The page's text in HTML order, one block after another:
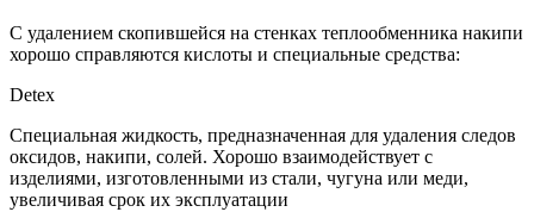
С удалением скопившейся на стенках теплообменника накипи
хорошо справляются кислоты и специальные средства:
Detex
Специальная жидкость, предназначенная для удаления следов
оксидов, накипи, солей. Хорошо взаимодействует с
изделиями, изготовленными из стали, чугуна или меди,
увеличивая срок их эксплуатации